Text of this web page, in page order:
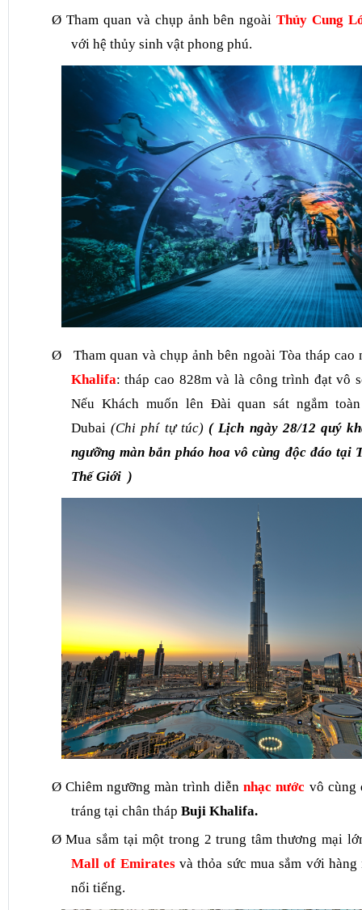
Ø Tham quan và chụp ảnh bên ngoài Thủy Cung
với hệ thủy sinh vật phong phú.
Ø
Tham quan và chụp ảnh bên ngoài Tòa tháp cao
Khalifa: tháp cao 828m và là công trình đạt vô
Nếu Khách muốn lên Đài quan sát ngắm
Dubai (Chi phí tự túc) ( Lịch ngày 28/12 quý
ngưỡng màn bắn pháo hoa vô cùng độc đáo tại
Thế Giới )
Ø Chiêm ngưỡng màn trình diễnnhạc nước vô cùng
tráng tại chân tháp Buji Khalifa.
ØMua sắm tại một trong 2 trung tâm thương mại
Mall of Emirates và thỏa sức mua sắm với
nổi tiếng.